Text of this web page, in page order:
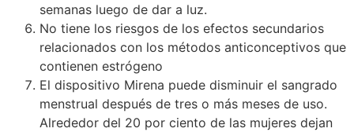
semanas luego de dar a luz.
No tiene los riesgos de los efectos secundarios
relacionados con los métodos anticonceptivos que
contienen estrógeno
El dispositivo Mirena puede disminuir el sangrado
menstrual después de tres o más meses de uso.
Alrededor del 20 por ciento de las mujeres dejan